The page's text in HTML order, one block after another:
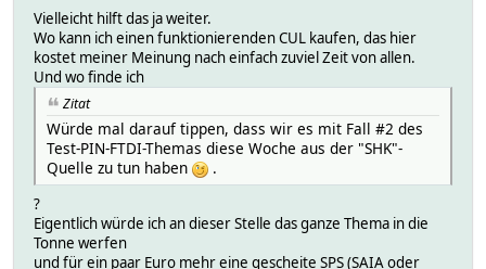
MatchList:
0:FS20V ^81..(04|0c)..0101a001......00[89a-f]...
1:USF1000 ^81..(04|0c)..0101a001a5ceaa00....
2:BS ^81..(04|0c)..0101a001a5cf
3:FS20 ^81..(04|0c)..0101a001
4:FHT
5:KS300 ^810d04..4027a001
6:CUL_WS ^K.....
7:CUL_EM ^E0.................$
8:HMS ^810e04......a001
A:CUL_RFR ^[0-9A-F]{4}U.
B:CUL_HOERMANN ^R..........
C:ESA2000 ^S................................$
Vielleicht hilft das ja weiter.
Wo kann ich einen funktionierenden CUL kaufen, das hier
kostet meiner Meinung nach einfach zuviel Zeit von allen.
Und wo finde ich
Zitat
Würde mal darauf tippen, dass wir es mit Fall #2 des
Test-PIN-FTDI-Themas diese Woche aus der "SHK"-
Quelle zu tun haben
.
?
Eigentlich würde ich an dieser Stelle das ganze Thema in die
Tonne werfen
und für ein paar Euro mehr eine gescheite SPS (SAIA oder